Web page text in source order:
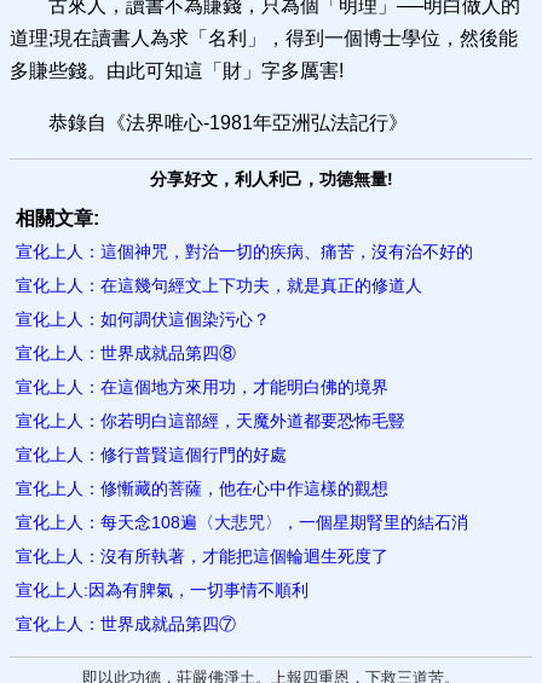
古來人，讀書不為賺錢，只為個「明理」──明白做人的
道理;現在讀書人為求「名利」，得到一個博士學位，然後能
多賺些錢。由此可知這「財」字多厲害!
恭錄自《法界唯心-1981年亞洲弘法記行》
分享好文，利人利己，功德無量!
相關文章:
宣化上人：這個神咒，對治一切的疾病、痛苦，沒有治不好的
宣化上人：在這幾句經文上下功夫，就是真正的修道人
宣化上人：如何調伏這個染污心？
宣化上人：世界成就品第四⑧
宣化上人：在這個地方來用功，才能明白佛的境界
宣化上人：你若明白這部經，天魔外道都要恐怖毛豎
宣化上人：修行普賢這個行門的好處
宣化上人：修慚藏的菩薩，他在心中作這樣的觀想
宣化上人：每天念108遍〈大悲咒〉，一個星期腎里的結石消
宣化上人：沒有所執著，才能把這個輪迴生死度了
宣化上人:因為有脾氣，一切事情不順利
宣化上人：世界成就品第四⑦
即以此功德，莊嚴佛淨土。上報四重恩，下救三道苦。